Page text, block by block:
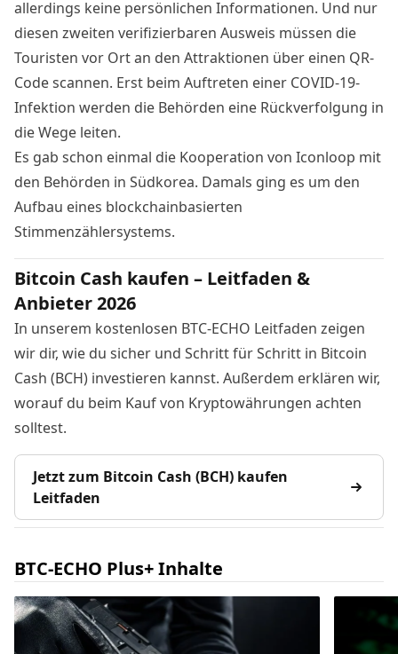
allerdings keine persönlichen Informationen. Und nur
diesen zweiten verifizierbaren Ausweis müssen die
Touristen vor Ort an den Attraktionen über einen QR-
Code scannen. Erst beim Auftreten einer COVID-19-
Infektion werden die Behörden eine Rückverfolgung in
die Wege leiten.
Es gab schon einmal die Kooperation von Iconloop mit
den Behörden in Südkorea. Damals ging es um den
Aufbau eines blockchainbasierten
Stimmenzählersystems.
Bitcoin Cash kaufen – Leitfaden &
Anbieter 2026
In unserem kostenlosen BTC-ECHO Leitfaden zeigen
wir dir, wie du sicher und Schritt für Schritt in Bitcoin
Cash (BCH) investieren kannst. Außerdem erklären wir,
worauf du beim Kauf von Kryptowährungen achten
solltest.
Jetzt zum Bitcoin Cash (BCH) kaufen
Leitfaden
BTC-ECHO Plus+ Inhalte